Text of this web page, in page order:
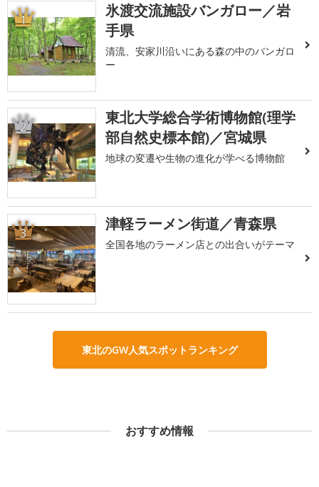
1
氷渡交流施設バンガロー／岩
手県
清流、安家川沿いにある森の中のバンガロ
ー
2
東北大学総合学術博物館(理学
部自然史標本館)／宮城県
地球の変遷や生物の進化が学べる博物館
3 津軽ラーメン街道／青森県
全国各地のラーメン店との出合いがテーマ
東北のGW人気スポットランキング
おすすめ情報